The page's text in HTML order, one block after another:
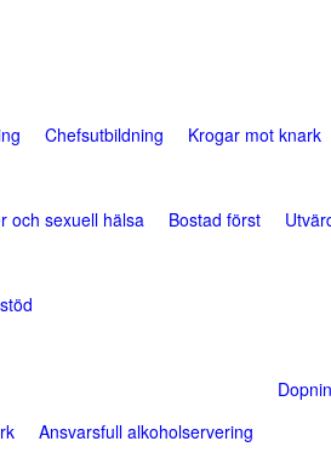
Chefsutbildning Krogar mot knark
och sexuell hälsa Bostad först
Ansvarsfull alkoholservering